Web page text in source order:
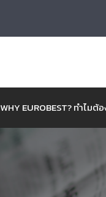
WHY EUROBEST? ทำไมต้